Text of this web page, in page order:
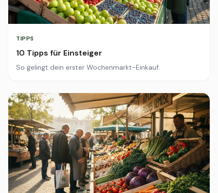
TIPPS
10 Tipps für Einsteiger
So gelingt dein erster Wochenmarkt-Einkauf.